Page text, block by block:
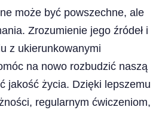
może być powszechne, ale
Zrozumienie jego źródeł i
z ukierunkowanymi
na nowo rozbudzić naszą
jakość życia. Dzięki lepszemu
regularnym ćwiczeniom,